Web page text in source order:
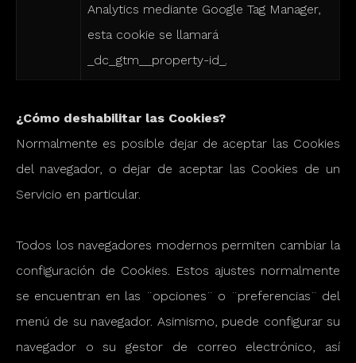
Analytics mediante Google Tag Manager,
esta cookie se llamará
_dc_gtm__property-id_.
¿Cómo deshabilitar las Cookies?
Normalmente es posible dejar de aceptar las Cookies
del navegador, o dejar de aceptar las Cookies de un
Servicio en particular.
Todos los navegadores modernos permiten cambiar la
configuración de Cookies. Estos ajustes normalmente
se encuentran en las ¨opciones¨ o ¨preferencias¨ del
menú de su navegador. Asimismo, puede configurar su
navegador o su gestor de correo electrónico, así